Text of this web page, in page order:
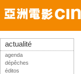
actualité
agenda
dépêches
éditos